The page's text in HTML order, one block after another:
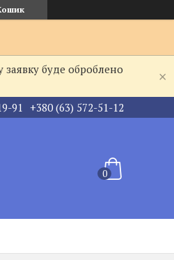
буде оброблено
91 +380 (63) 572-51-12